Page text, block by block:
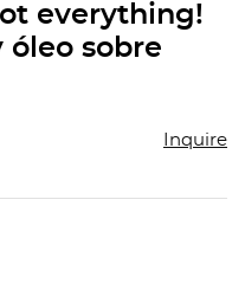
everything!
óleo sobre
Inquire